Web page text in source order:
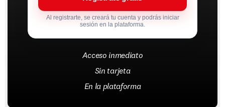
Al registrarte, se creará tu cuenta y podrás iniciar
sesión en la plataforma.
Acceso inmediato
Sin tarjeta
En la plataforma